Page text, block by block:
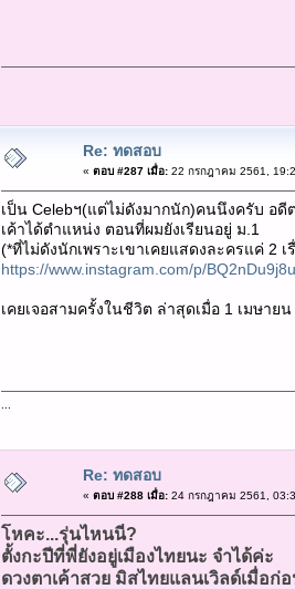
Re: ทดสอบ
« ตอบ #287 เมื่อ:22 กรกฎาคม 2561,
เป็น Celebฯ(แต่ไม่ดังมากนัก)คนนึงครับ อดี
เค้าได้ตำแหน่ง ตอนที่ผมยังเรียนอยู่ ม.1
(*ที่ไม่ดังนักเพราะเขาเคยแสดงละครแค่ 2 เ
https://www.instagram.com/p/
เคยเจอสามครั้งในชีวิต ล่าสุดเมื่อ 1 เมษา
Re: ทดสอบ
« ตอบ #288 เมื่อ:24 กรกฎาคม 2561,
โหคะ...รุ่นไหนนี่?
ตั้งกะปีที่พี่ยังอยู่เมืองไทยนะ จำได้ค่ะ
ดวงตาเค้าสวย มิสไทยแลนเวิลด์เมื่อก่